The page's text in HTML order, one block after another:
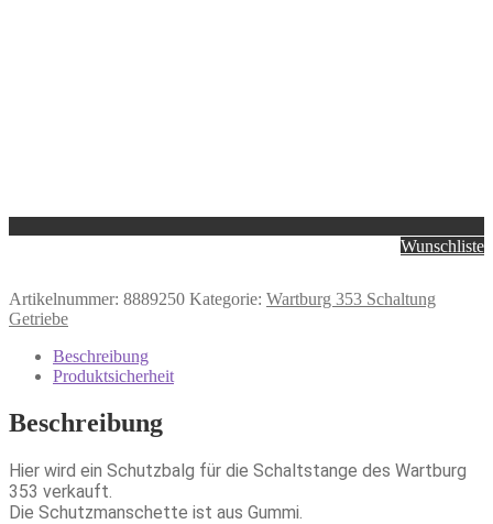
Wunschliste
Artikelnummer: 8889250 Kategorie: Wartburg 353 Schaltung
Getriebe
Beschreibung
Produktsicherheit
Beschreibung
Hier wird ein Schutzbalg für die Schaltstange des Wartburg
353 verkauft.
Die Schutzmanschette ist aus Gummi.